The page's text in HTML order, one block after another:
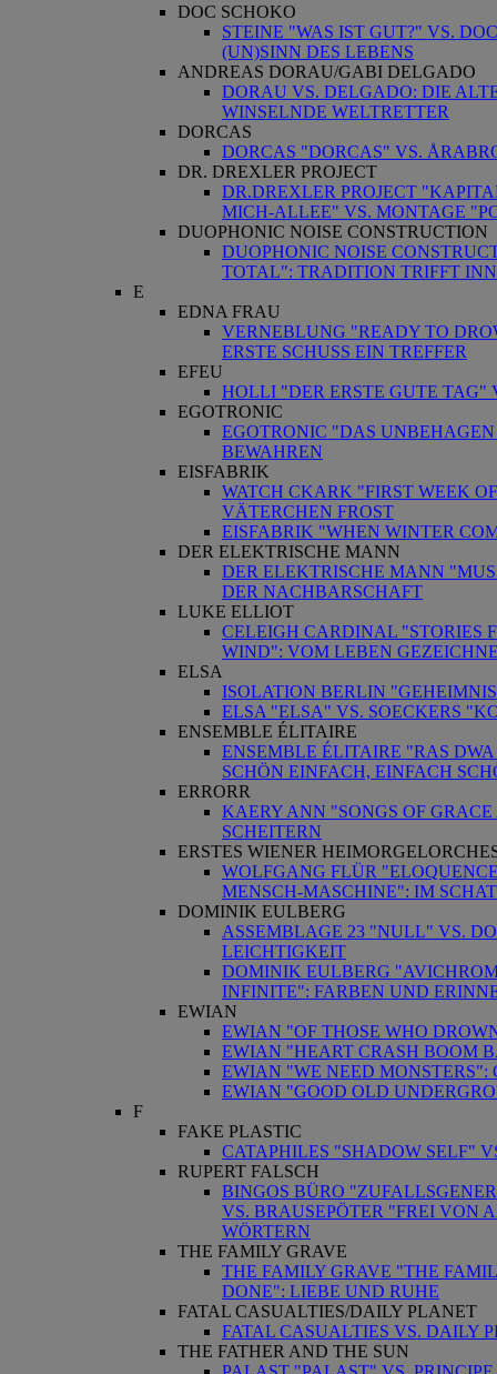
DOC SCHOKO
STEINE "WAS IST GUT?" VS.
(UN)SINN DES LEBENS
ANDREAS DORAU/GABI DELGADO
DORAU VS. DELGADO: DIE
WINSELNDE WELTRETTER
DORCAS
DORCAS "DORCAS" VS.
DR. DREXLER PROJECT
DR.DREXLER PROJECT
MICH-ALLEE" VS. MONTAGE
DUOPHONIC NOISE CONSTRUCTION
DUOPHONIC NOISE
TOTAL": TRADITION TRIFFT
E
EDNA FRAU
VERNEBLUNG "READY TO
ERSTE SCHUSS EIN TREFFER
EFEU
HOLLI "DER ERSTE GUTE TAG"
EGOTRONIC
EGOTRONIC "DAS
BEWAHREN
EISFABRIK
WATCH CKARK "FIRST WEEK
VÄTERCHEN FROST
EISFABRIK "WHEN WINTER
DER ELEKTRISCHE MANN
DER ELEKTRISCHE MANN
DER NACHBARSCHAFT
LUKE ELLIOT
CELEIGH CARDINAL "STORIES
WIND": VOM LEBEN
ELSA
ISOLATION BERLIN
ELSA "ELSA" VS. SOECKERS
ENSEMBLE ÉLITAIRE
ENSEMBLE ÉLITAIRE "RAS
SCHÖN EINFACH, EINFACH
ERRORR
KAERY ANN "SONGS OF
SCHEITERN
ERSTES WIENER
WOLFGANG FLÜR
MENSCH-MASCHINE": IM
DOMINIK EULBERG
ASSEMBLAGE 23 "NULL" VS.
LEICHTIGKEIT
DOMINIK EULBERG
INFINITE": FARBEN UND
EWIAN
EWIAN "OF THOSE WHO
EWIAN "HEART CRASH BOOM
EWIAN "WE NEED
EWIAN "GOOD OLD
F
FAKE PLASTIC
CATAPHILES "SHADOW SELF"
RUPERT FALSCH
BINGOS BÜRO
VS. BRAUSEPÖTER "FREI VON
WÖRTERN
THE FAMILY GRAVE
THE FAMILY GRAVE "THE
DONE": LIEBE UND RUHE
FATAL CASUALTIES/DAILY PLANET
FATAL CASUALTIES VS. DAILY
THE FATHER AND THE SUN